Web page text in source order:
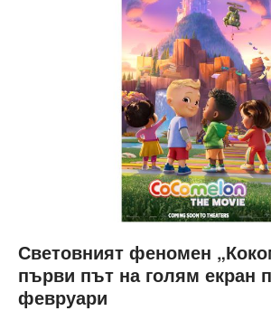
Световният феномен
първи път на голям екран
февруари